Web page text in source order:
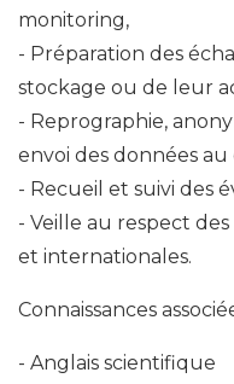
monitoring,
Préparation des
stockage ou de leur
Reprographie,
envoi des données
Recueil et suivi des
Veille au respect
et internationales.
Connaissances
Anglais scientifique